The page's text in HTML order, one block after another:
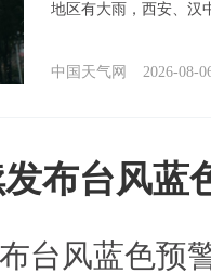
地区有大雨，西安、汉
中国天气网 2026-08-
布台风蓝
台风蓝色预